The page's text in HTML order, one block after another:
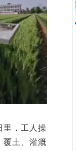
，工人操
覆土、灌溉